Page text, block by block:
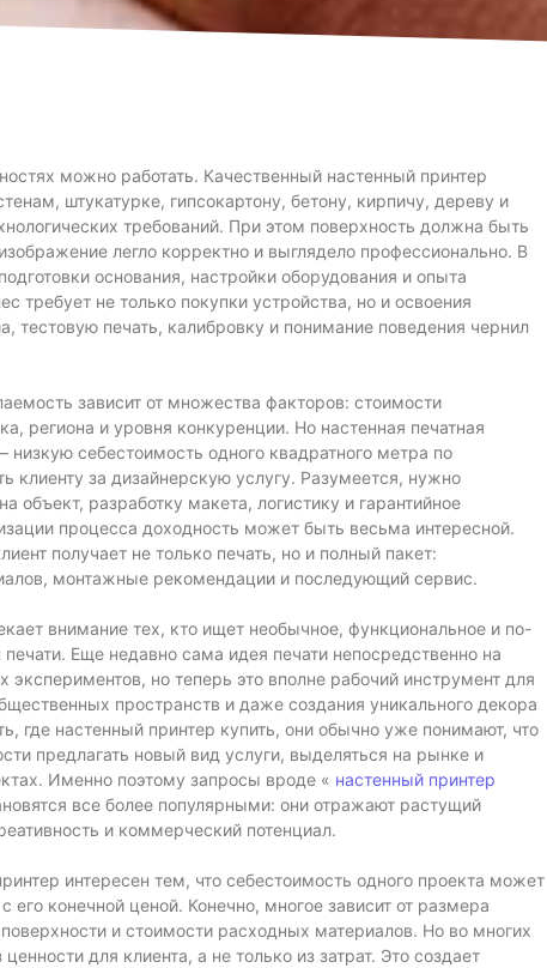
можно работать. Качественный настенный принтер
штукатурке, гипсокартону, бетону, кирпичу, дереву и
требований. При этом поверхность должна быть
легло корректно и выглядело профессионально. В
основания, настройки оборудования и опыта
требует не только покупки устройства, но и освоения
тестовую печать, калибровку и понимание поведения чернил
зависит от множества факторов: стоимости
региона и уровня конкуренции. Но настенная печатная
себестоимость одного квадратного метра по
клиенту за дизайнерскую услугу. Разумеется, нужно
объект, разработку макета, логистику и гарантийное
процесса доходность может быть весьма интересной.
получает не только печать, но и полный пакет:
монтажные рекомендации и последующий сервис.
внимание тех, кто ищет необычное, функциональное и по-
Еще недавно сама идея печати непосредственно на
но теперь это вполне рабочий инструмент для
пространств и даже создания уникального декора
где настенный принтер купить, они обычно уже понимают, что
предлагать новый вид услуги, выделяться на рынке и
Именно поэтому запросы вроде « настенный принтер
все более популярными: они отражают растущий
и коммерческий потенциал.
интересен тем, что себестоимость одного проекта может
конечной ценой. Конечно, многое зависит от размера
и стоимости расходных материалов. Но во многих
для клиента, а не только из затрат. Это создает